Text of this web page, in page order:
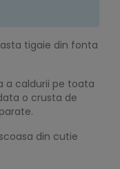
tigaie din fonta
a caldurii pe toata
o crusta de
din cutie